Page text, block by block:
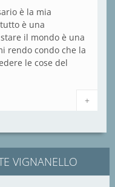
è la mia
è una
il mondo è una
rendo condo che la
le cose del
+
VIGNANELLO